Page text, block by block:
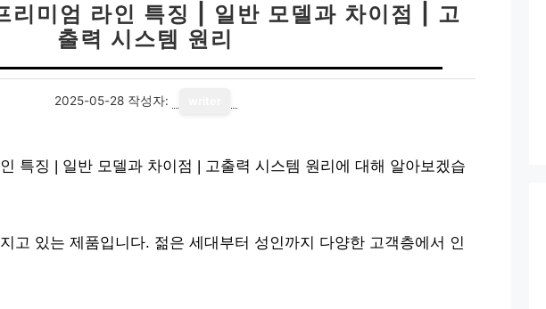
리미엄 라인 특징 | 일반 모델과 차이점 | 고
출력 시스템 원리
2025-05-28 작성자:
특징 | 일반 모델과 차이점 | 고출력 시스템 원리에 대해 알아보겠습
고 있는 제품입니다. 젊은 세대부터 성인까지 다양한 고객층에서 인